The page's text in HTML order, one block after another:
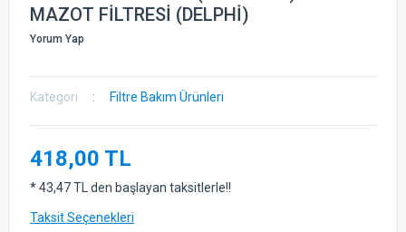
MAZOT FİLTRESİ (DELPHİ)
Yorum Yap
Kategori Filtre Bakım Ürünleri
418,00 TL
* 43,47 TL den başlayan taksitlerle!!
Taksit Seçenekleri